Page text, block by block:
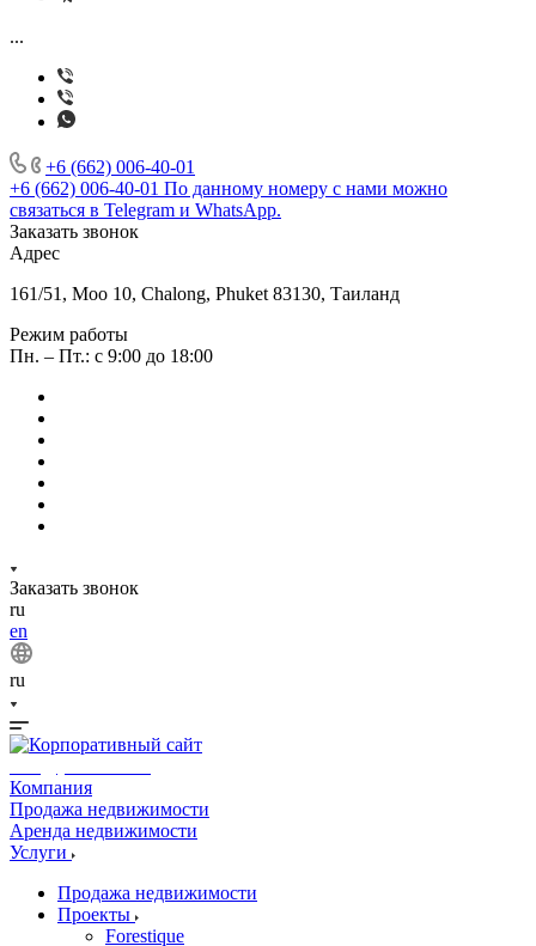
...
+6 (662) 006-40-01
+6 (662) 006-40-01 По данному номеру с нами можно
связаться в Telegram и WhatsApp.
Заказать звонок
Адрес
161/51, Moo 10, Chalong, Phuket 83130, Таиланд
Режим работы
Пн. – Пт.: с 9:00 до 18:00
Заказать звонок
ru
en
ru
Компания
Продажа недвижимости
Аренда недвижимости
Услуги
Продажа недвижимости
Проекты
Forestique